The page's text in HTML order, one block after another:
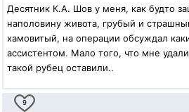
Десятник К.А. Шов у меня, как будто
наполовину живота, грубый и
хамовитый, на операции обсуждал
ассистентом. Мало того, что мне
такой рубец оставили..
9